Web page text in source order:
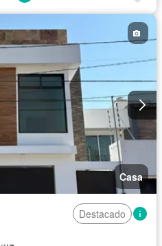
Casa
Destacado